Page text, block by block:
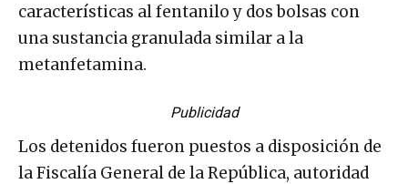
características al fentanilo y dos bolsas con
una sustancia granulada similar a la
metanfetamina.
Publicidad
Los detenidos fueron puestos a disposición de
la Fiscalía General de la República, autoridad